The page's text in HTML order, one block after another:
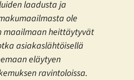
laadusta ja
ole
maailmaan heittäytyvät
asiakaslähtöisellä
eläytyen
ravintoloissa.